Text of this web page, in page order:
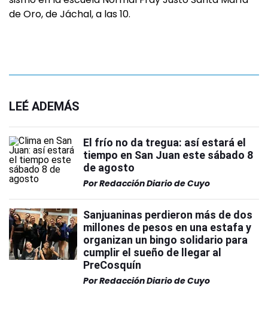
de Oro, de Jáchal, a las 10.
LEÉ ADEMÁS
El frío no da tregua: así estará el
tiempo en San Juan este sábado 8
de agosto
PorRedacción Diario de Cuyo
Sanjuaninas perdieron más de dos
millones de pesos en una estafa y
organizan un bingo solidario para
cumplir el sueño de llegar al
PreCosquín
PorRedacción Diario de Cuyo